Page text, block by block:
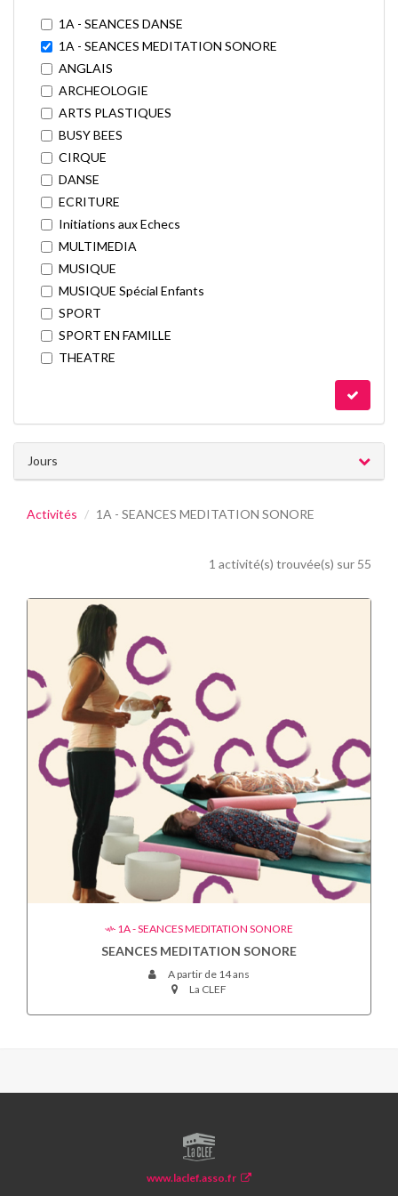
1A - SEANCES DANSE
1A - SEANCES MEDITATION SONORE
ANGLAIS
ARCHEOLOGIE
ARTS PLASTIQUES
BUSY BEES
CIRQUE
DANSE
ECRITURE
Initiations aux Echecs
MULTIMEDIA
MUSIQUE
MUSIQUE Spécial Enfants
SPORT
SPORT EN FAMILLE
THEATRE
Jours
Activités 1A - SEANCES MEDITATION SONORE
1 activité(s) trouvée(s) sur 55
1A - SEANCES MEDITATION SONORE
SEANCES MEDITATION SONORE
A partir de 14 ans
La CLEF
LA
CLEF
www.laclef.asso.fr